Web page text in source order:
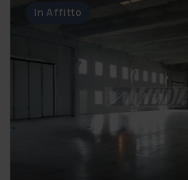
In Affitto